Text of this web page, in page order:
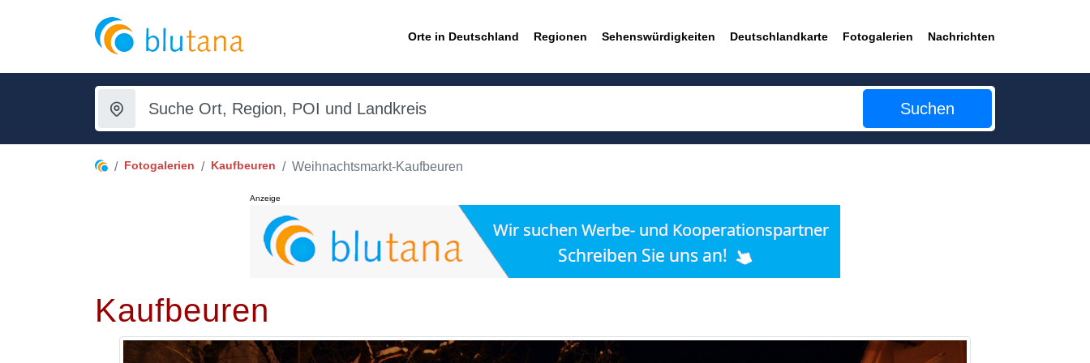
Orte in Deutschland Regionen Sehenswürdigkeiten Deutschlandkarte Fotogalerien Nachrichten
Suchen
Fotogalerien Kaufbeuren Weihnachtsmarkt-Kaufbeuren
Anzeige
Kaufbeuren